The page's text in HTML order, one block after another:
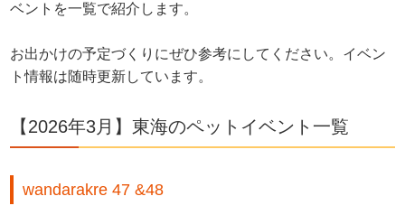
ベントを一覧で紹介します。
お出かけの予定づくりにぜひ参考にしてください。イベン
ト情報は随時更新しています。
【2026年3月】東海のペットイベント一覧
wandarakre 47 &48